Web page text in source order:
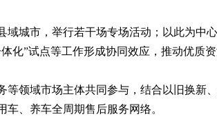
域城市，举行若干场专场活动；以此为中
化”试点等工作形成协同效应，推动优质资
等领域市场主体共同参与，结合以旧换新
、养车全周期售后服务网络。